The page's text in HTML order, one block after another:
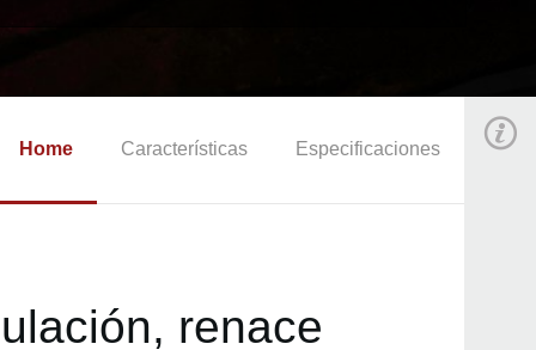
Home Características Especificaciones
renace